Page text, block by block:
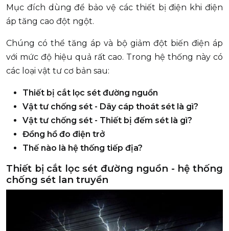
Mục đích dùng để bảo vệ các thiết bị điện khi điện
áp tăng cao đột ngột.
Chúng có thể tăng áp và bộ giảm đột biến điện áp
với mức độ hiệu quả rất cao. Trong hệ thống này có
các loại vật tư cơ bản sau:
Thiết bị cắt lọc sét đường nguồn
Vật tư chống sét - Dây cáp thoát sét là gì?
Vật tư chống sét - Thiết bị đếm sét là gì?
Đồng hồ đo điện trở
Thế nào là hệ thống tiếp địa?
Thiết bị cắt lọc sét đường nguồn - hệ thống
chống sét lan truyền